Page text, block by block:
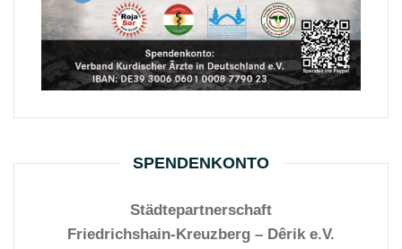
SPENDENKONTO
Städtepartnerschaft
Friedrichshain-Kreuzberg – Dêrik e.V.